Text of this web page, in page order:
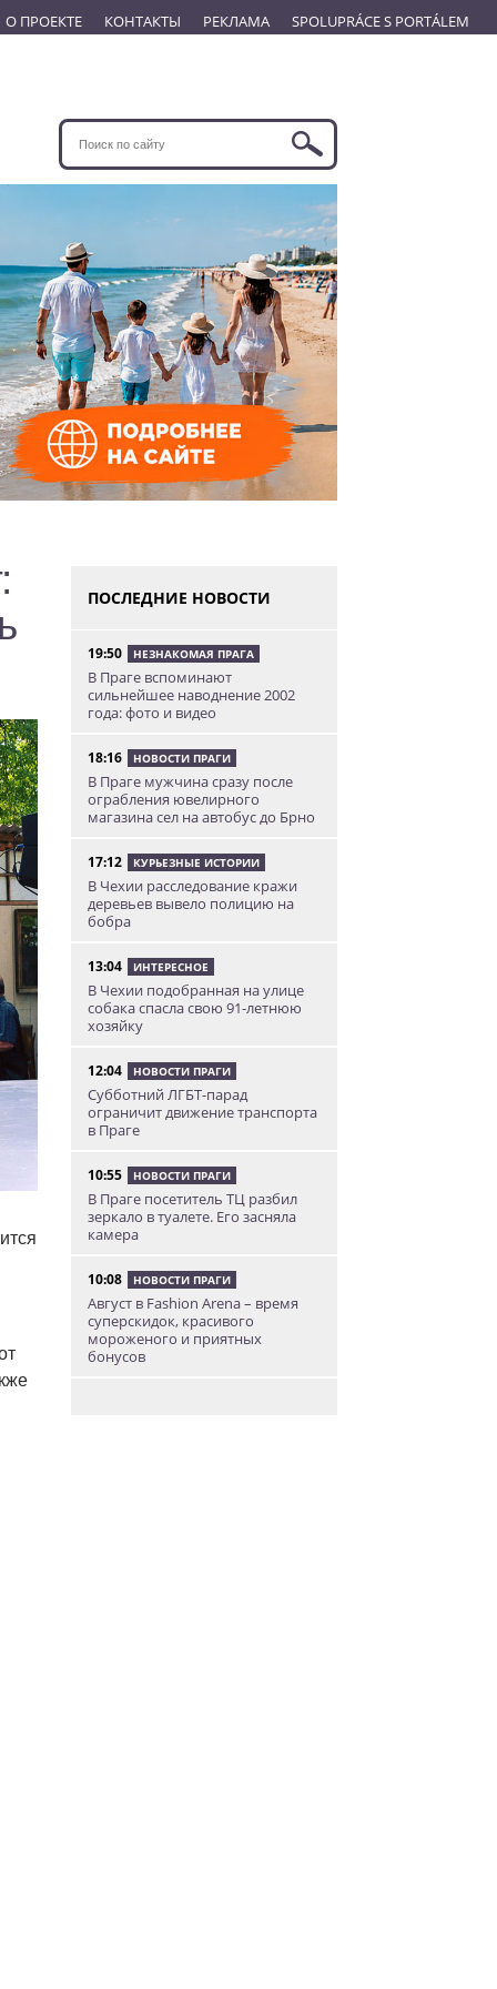
О ПРОЕКТЕ КОНТАКТЫ РЕКЛАМА SPOLUPRÁCE S PORTÁLEM
ПОСЛЕДНИЕ НОВОСТИ
19:50 НЕЗНАКОМАЯ ПРАГА
В Праге вспоминают
сильнейшее наводнение 2002
года: фото и видео
18:16 НОВОСТИ ПРАГИ
В Праге мужчина сразу после
ограбления ювелирного
магазина сел на автобус до Брно
17:12 КУРЬЕЗНЫЕ ИСТОРИИ
В Чехии расследование кражи
деревьев вывело полицию на
бобра
13:04 ИНТЕРЕСНОЕ
В Чехии подобранная на улице
собака спасла свою 91-летнюю
хозяйку
12:04 НОВОСТИ ПРАГИ
Субботний ЛГБТ-парад
ограничит движение транспорта
в Праге
10:55 НОВОСТИ ПРАГИ
В Праге посетитель ТЦ разбил
зеркало в туалете. Его засняла
камера
10:08 НОВОСТИ ПРАГИ
Август в Fashion Arena – время
суперскидок, красивого
мороженого и приятных
бонусов